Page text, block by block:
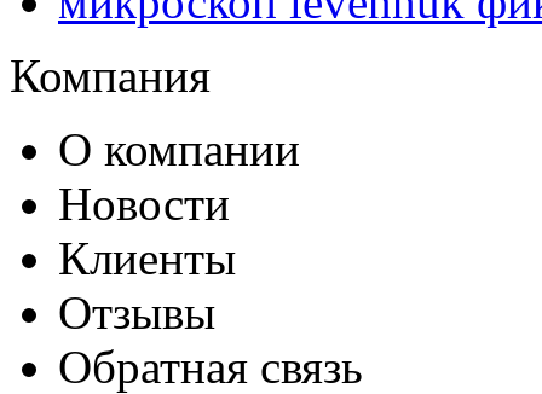
Компания
О компании
Новости
Клиенты
Отзывы
Обратная связь